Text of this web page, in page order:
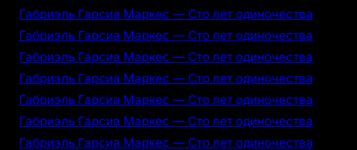
Габриэль Гарсиа Маркес — Сто лет одиночества
Габриэль Гарсиа Маркес — Сто лет одиночества
Габриэль Гарсиа Маркес — Сто лет одиночества
Габриэль Гарсиа Маркес — Сто лет одиночества
Габриэль Гарсиа Маркес — Сто лет одиночества
Габриэль Гарсиа Маркес — Сто лет одиночества
Габриэль Гарсиа Маркес — Сто лет одиночества